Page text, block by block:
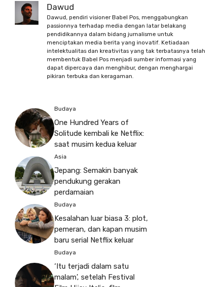
Dawud
Dawud, pendiri visioner Babel Pos, menggabungkan
passionnya terhadap media dengan latar belakang
pendidikannya dalam bidang jurnalisme untuk
menciptakan media berita yang inovatif. Ketiadaan
intelektualitas dan kreativitas yang tak terbatasnya telah
membentuk Babel Pos menjadi sumber informasi yang
dapat dipercaya dan menghibur, dengan menghargai
pikiran terbuka dan keragaman.
Budaya
One Hundred Years of
Solitude kembali ke Netflix:
saat musim kedua keluar
Asia
Jepang: Semakin banyak
pendukung gerakan
perdamaian
Budaya
Kesalahan luar biasa 3: plot,
pemeran, dan kapan musim
baru serial Netflix keluar
Budaya
‘Itu terjadi dalam satu
malam’, setelah Festival